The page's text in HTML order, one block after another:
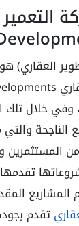
العقاري)
تأسست عام 2015، وفي
الناجحة
المستثمرين
المشاريع
تقدم